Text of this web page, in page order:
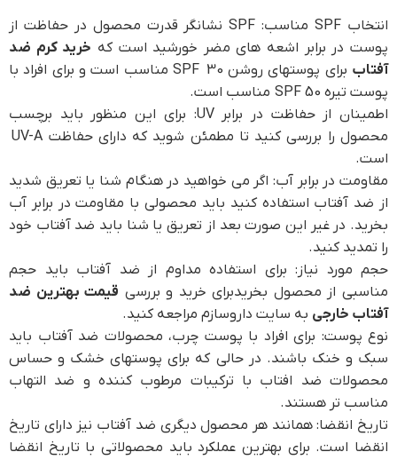
انتخاب SPF مناسب: SPF نشانگر قدرت محصول در حفاظت از
پوست در برابر اشعه های مضر خورشید است که خرید کرم ضد
آفتاب
برای پوستهای روشن SPF 30 مناسب است و برای افراد با
پوست تیره SPF 50 مناسب است.
اطمینان از حفاظت در برابر UV: برای این منظور باید برچسب
محصول را بررسی کنید تا مطمئن شوید که دارای حفاظت UV-A
است.
مقاومت در برابر آب: اگر می خواهید در هنگام شنا یا تعریق شدید
از ضد آفتاب استفاده کنید باید محصولی با مقاومت در برابر آب
بخرید. در غیر این صورت بعد از تعریق یا شنا باید ضد آفتاب خود
را تمدید کنید.
حجم مورد نیاز: برای استفاده مداوم از ضد آفتاب باید حجم
مناسبی از محصول بخریدبرای خرید و بررسی قیمت بهترین ضد
آفتاب خارجی به سایت داروسازم مراجعه کنید.
نوع پوست: برای افراد با پوست چرب، محصولات ضد آفتاب باید
سبک و خنک باشند. در حالی که برای پوستهای خشک و حساس
محصولات ضد افتاب با ترکیبات مرطوب کننده و ضد التهاب
مناسب تر هستند.
تاریخ انقضا: همانند هر محصول دیگری ضد آفتاب نیز دارای تاریخ
انقضا است. برای بهترین عملکرد باید محصولاتی با تاریخ انقضا